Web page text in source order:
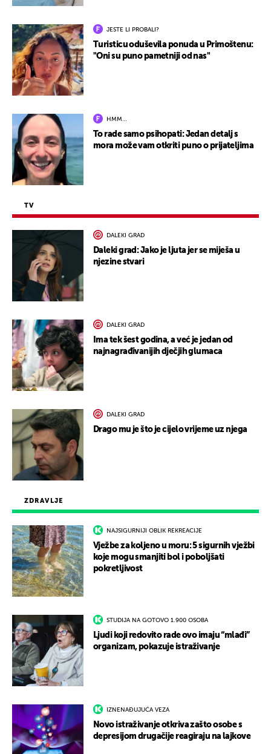
ZDRAVLJE
NAJSIGURNIJI OBLIK REKREACIJE
Vježbe za koljeno u moru: 5 sigurnih vježbi
koje mogu smanjiti bol i poboljšati
pokretljivost
STUDIJA NA GOTOVO 1.900 OSOBA
Ljudi koji redovito rade ovo imaju “mlađi”
organizam, pokazuje istraživanje
IZNENAĐUJUĆA VEZA
Novo istraživanje otkriva zašto osobe s
depresijom drugačije reagiraju na lajkove
JESTE LI PROBALI?
Turisticu oduševila ponuda u Primoštenu:
"Oni su puno pametniji od nas"
HMM…
To rade samo psihopati: Jedan detalj s
mora može vam otkriti puno o prijateljima
TV
DALEKI GRAD
Daleki grad: Jako je ljuta jer se miješa u
njezine stvari
DALEKI GRAD
Ima tek šest godina, a već je jedan od
najnagrađivanijih dječjih glumaca
DALEKI GRAD
Drago mu je što je cijelo vrijeme uz njega